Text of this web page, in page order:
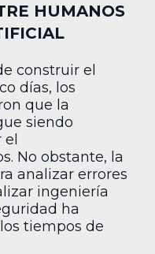
HUMANOS
construir el
días, los
que la
siendo
No obstante, la
analizar errores
ingeniería
ha
tiempos de